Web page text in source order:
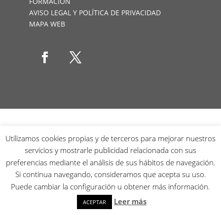
AVISO LEGAL Y POLÍTICA DE PRIVACIDAD
MAPA WEB
Utilizamos cookies propias y de terceros para mejorar nuestros
servicios y mostrarle publicidad relacionada con sus
preferencias mediante el análisis de sus hábitos de navegación.
Si continua navegando, consideramos que acepta su uso.
Puede cambiar la configuración u obtener más información.
ACEPTAR Leer más